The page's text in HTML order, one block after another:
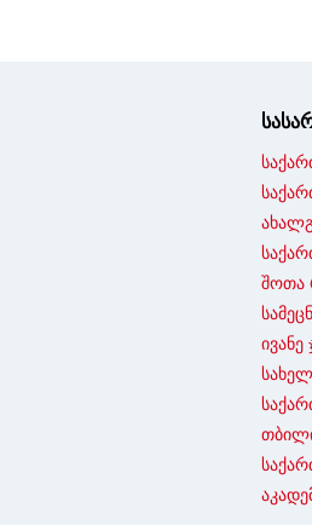
შოთა